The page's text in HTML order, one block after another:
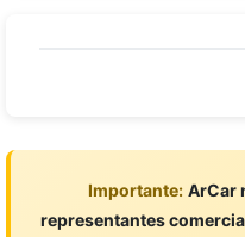
Importante: ArCar
representantes